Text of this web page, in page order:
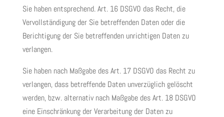
Sie haben entsprechend. Art. 16 DSGVO das Recht, die
Vervollständigung der Sie betreffenden Daten oder die
Berichtigung der Sie betreffenden unrichtigen Daten zu
verlangen.
Sie haben nach Maßgabe des Art. 17 DSGVO das Recht zu
verlangen, dass betreffende Daten unverzüglich gelöscht
werden, bzw. alternativ nach Maßgabe des Art. 18 DSGVO
eine Einschränkung der Verarbeitung der Daten zu